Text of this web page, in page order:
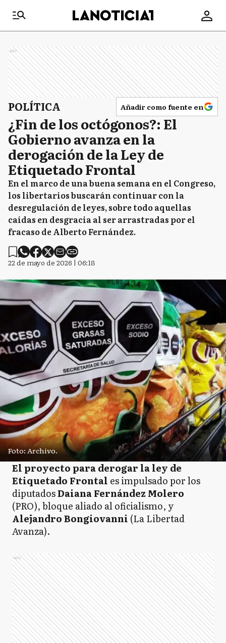
Ads
POLÍTICA Añadir como fuente en
¿Fin de los octógonos?: El
Gobierno avanza en la
derogación de la Ley de
Etiquetado Frontal
En el marco de una buena semana en el Congreso,
los libertarios buscarán continuar con la
desregulación de leyes, sobre todo aquellas
caídas en desgracia al ser arrastradas por el
fracaso de Alberto Fernández.
22 de mayo de 2026 | 06:18
Foto: Archivo.
El proyecto para derogar la ley de
Etiquetado Frontal es impulsado por los
diputadosDaiana Fernández Molero
(PRO), bloque aliado al oficialismo, y
Alejandro Bongiovanni (La Libertad
Avanza).
Ads